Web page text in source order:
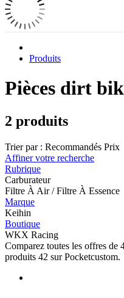
Produits
Pièces dirt
2 produits
Trier par : Recommandés Prix
Affiner votre recherche
Rubrique
Carburateur
Filtre À Air / Filtre À Essence
Marque
Keihin
Boutique
WKX Racing
Comparez toutes les offres de
produits 42 sur Pocketcustom.